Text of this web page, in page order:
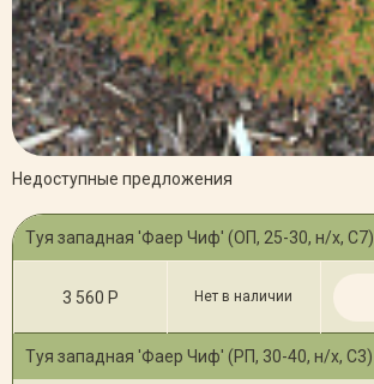
Недоступные предложения
Туя западная 'Фаер Чиф' (ОП, 25-30, н/х, С7)
3 560 Р Нет в наличии
Туя западная 'Фаер Чиф' (РП, 30-40, н/х, С3)